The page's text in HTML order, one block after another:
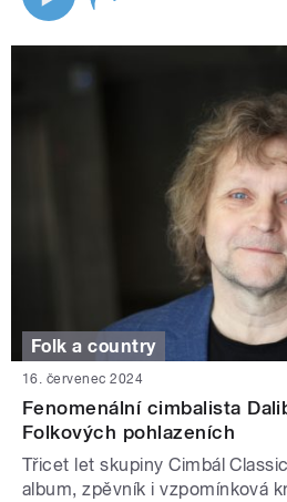
Folk a country
16. červenec 2024
Fenomenální cimbalista
Folkových pohlazeních
Třicet let skupiny Cimbál
album, zpěvník i vzpomínková